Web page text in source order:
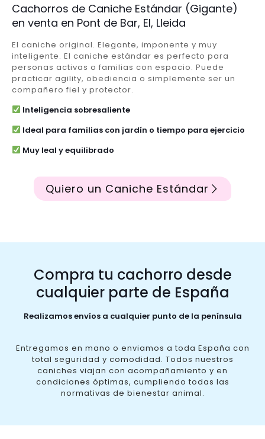
Cachorros de Caniche Estándar (Gigante)
en venta en Pont de Bar, El, Lleida
El caniche original. Elegante, imponente y muy
inteligente. El caniche estándar es perfecto para
personas activas o familias con espacio. Puede
practicar agility, obediencia o simplemente ser un
compañero fiel y protector.
Inteligencia sobresaliente
Ideal para familias con jardín o tiempo para ejercicio
Muy leal y equilibrado
Quiero un Caniche Estándar
Compra tu cachorro desde
cualquier parte de España
Realizamos envíos a cualquier punto de la península
Entregamos en mano o enviamos a toda España con
total seguridad y comodidad. Todos nuestros
caniches viajan con acompañamiento y en
condiciones óptimas, cumpliendo todas las
normativas de bienestar animal.